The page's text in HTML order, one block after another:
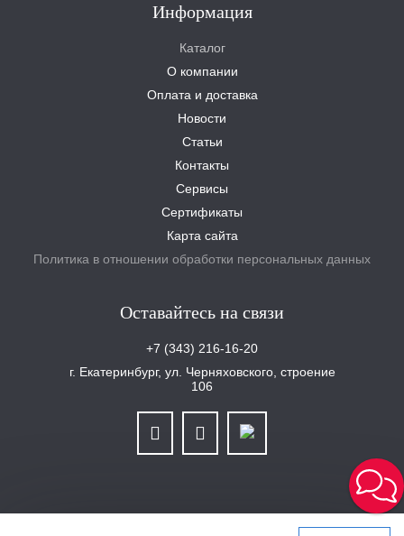
Информация
Каталог
О компании
Оплата и доставка
Новости
Статьи
Контакты
Сервисы
Сертификаты
Карта сайта
Политика в отношении обработки персональных данных
Оставайтесь на связи
+7 (343) 216-16-20
г. Екатеринбург, ул. Черняховского, строение
106
ООО «Уралплит» | ИНН/КПП 6679025768/667901001 | ОГРН 1126679029465